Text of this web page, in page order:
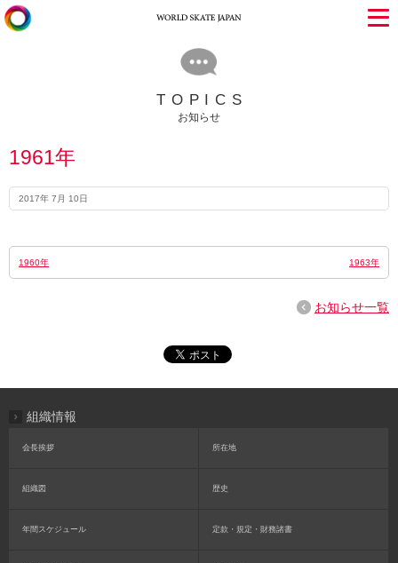
TOPICS
お知らせ
1961年
2017年 7月 10日
1960年 1963年
お知らせ一覧
組織情報
会長挨拶 所在地
組織図 歴史
年間スケジュール 定款・規定・財務諸書